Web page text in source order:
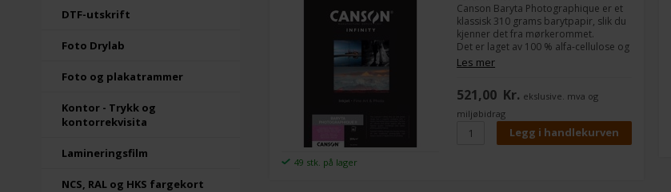
DTF-utskrift
Foto Drylab
Foto og plakatrammer
Kontor - Trykk og
kontorrekvisita
Lamineringsfilm
NCS, RAL og HKS fargekort
49 stk. på lager
Canson Baryta Photographique er et
klassisk 310 grams barytpapir, slik du
kjenner det fra mørkerommet.
Det er laget av 100 % alfa-cellulose og
har en myk struktur.
Som andre typer barytpapir, er det
kan selvfølgelig også lage meget flotte
fargebilder.
Alternativer kunne være Hahnemühle
Fine Art Baryta og Grafisk-Handel
Les mer
521,00 Kr. ekslusive. mva og
miljøbidrag